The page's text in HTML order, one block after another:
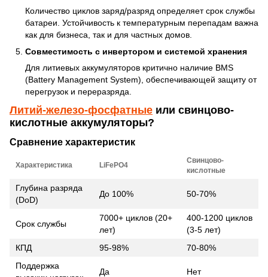
Количество циклов заряд/разряд определяет срок службы
батареи. Устойчивость к температурным перепадам важна
как для бизнеса, так и для частных домов.
Совместимость с инвертором и системой хранения
Для литиевых аккумуляторов критично наличие BMS
(Battery Management System), обеспечивающей защиту от
перегрузок и переразряда.
Литий-железо-фосфатные или свинцово-
кислотные аккумуляторы?
Сравнение характеристик
Характеристика LiFePO4
Свинцово-
кислотные
Глубина разряда
(DoD)
До 100% 50-70%
Срок службы
7000+ циклов (20+
лет)
400-1200 циклов
(3-5 лет)
КПД
95-98%
70-80%
Поддержка
Да Нет